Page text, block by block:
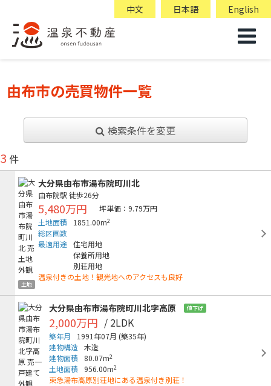
中文 日本語 English
由布市の売買物件一覧
検索条件を変更
3 件
土地
大分県由布市湯布院町川北
由布院駅 徒歩26分
5,480万円
坪単価：9.79万円
土地面積
1851.00m2
総区画数
最適用途 住宅用地
保養所用地
別荘用地
温泉付きの土地！観光地へのアクセスも良好
大分県由布市湯布院町川北字高原 値下げ
2,000万円 / 2LDK
築年月 1991年07月 (築35年)
建物構造 木造
建物面積
80.07m2
土地面積 956.00m2
東急湯布高原別荘地にある温泉付き別荘！